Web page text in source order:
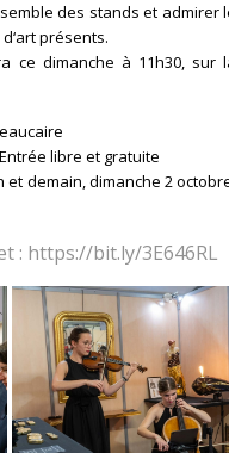
des stands et admirer
présents.
ce dimanche à 11h30, sur
libre et gratuite
et demain, dimanche 2
: https://bit.ly/3E646RL